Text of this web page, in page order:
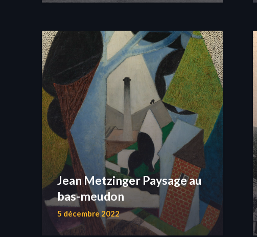
Jean Metzinger Paysage au
bas-meudon
5 décembre 2022